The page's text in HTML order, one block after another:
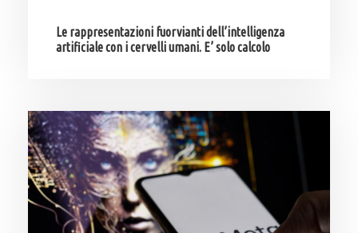
Le rappresentazioni fuorvianti dell’intelligenza
artificiale con i cervelli umani. E’ solo calcolo